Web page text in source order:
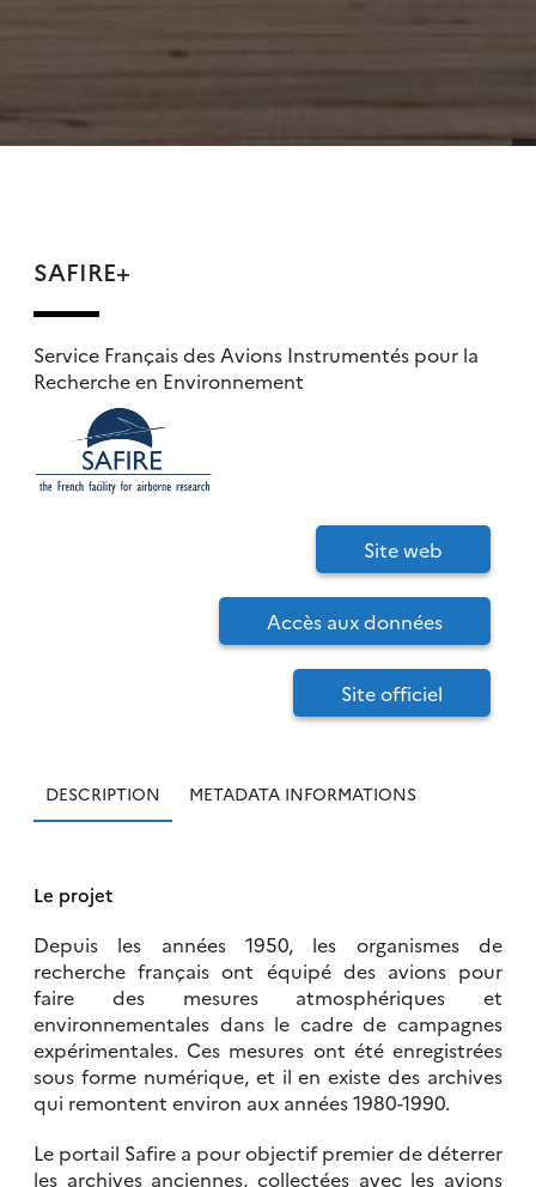
SAFIRE+
Service Français des Avions Instrumentés pour la
Recherche en Environnement
Site web
Accès aux données
Site officiel
DESCRIPTION METADATA INFORMATIONS
Le projet
Depuis les années 1950, les organismes de
recherche français ont équipé des avions pour
faire des mesures atmosphériques et
environnementales dans le cadre de campagnes
expérimentales. Ces mesures ont été enregistrées
sous forme numérique, et il en existe des archives
qui remontent environ aux années 1980-1990.
Le portail Safire a pour objectif premier de déterrer
les archives anciennes, collectées avec les avions